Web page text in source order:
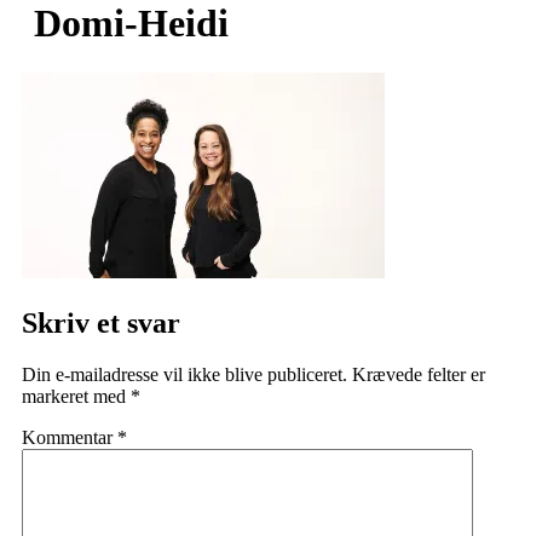
Domi-Heidi
Skriv et svar
Din e-mailadresse vil ikke blive publiceret. Krævede felter er
markeret med *
Kommentar *